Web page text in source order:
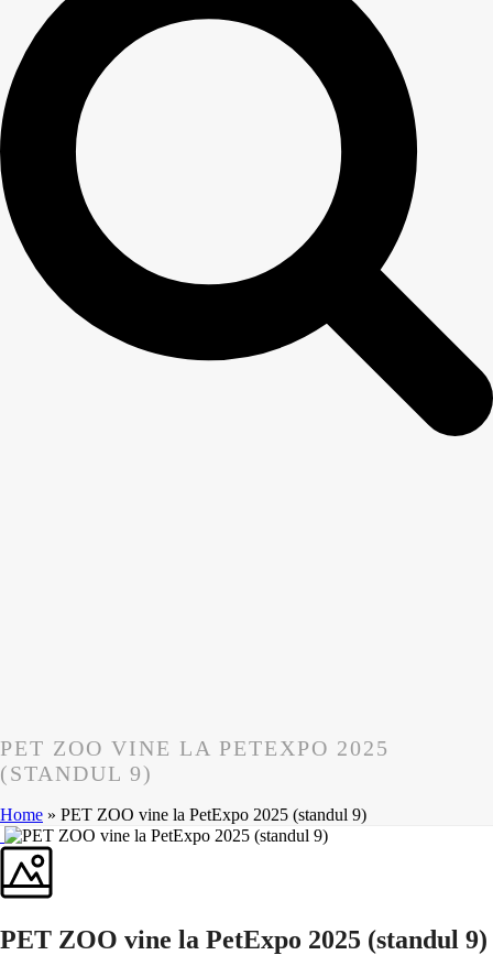
PET ZOO VINE LA PETEXPO 2025
(STANDUL 9)
Home » PET ZOO vine la PetExpo 2025 (standul 9)
PET ZOO vine la PetExpo 2025 (standul 9)